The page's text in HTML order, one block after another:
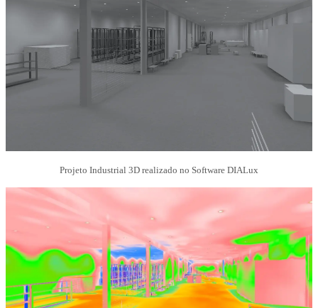
Projeto Industrial 3D realizado no Software DIALux